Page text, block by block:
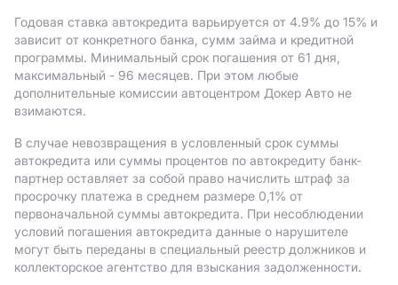
Годовая ставка автокредита варьируется от 4.9% до 15% и
зависит от конкретного банка, сумм займа и кредитной
программы. Минимальный срок погашения от 61 дня,
максимальный - 96 месяцев. При этом любые
дополнительные комиссии автоцентром Докер Авто не
взимаются.
В случае невозвращения в условленный срок суммы
автокредита или суммы процентов по автокредиту банк-
партнер оставляет за собой право начислить штраф за
просрочку платежа в среднем размере 0,1% от
первоначальной суммы автокредита. При несоблюдении
условий погашения автокредита данные о нарушителе
могут быть переданы в специальный реестр должников и
коллекторское агентство для взыскания задолженности.